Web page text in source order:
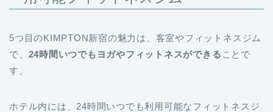
5つ目のKIMPTON新宿の魅力は、客室やフィットネスジム
で、 24時間いつでもヨガやフィットネスができる ことで
す。
ホテル内には、24時間いつでも利用可能なフィットネスジ